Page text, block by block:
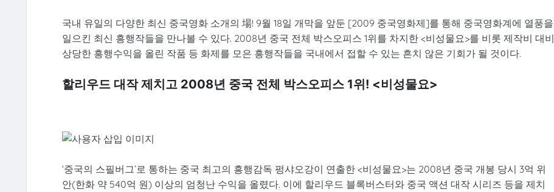
국내 유일의 다양한 최신 중국영화 소개의 場! 9월 18일 개막을 앞둔 [2009 중국영화제]를 통해 중국영화계에 열풍을
일으킨 최신 흥행작들을 만나볼 수 있다. 2008년 중국 전체 박스오피스 1위를 차지한 <비성물요>를 비롯 제작비 대비
상당한 흥행수익을 올린 작품 등 화제를 모은 흥행작들을 국내에서 접할 수 있는 흔치 않은 기회가 될 것이다.
할리우드 대작 제치고 2008년 중국 전체 박스오피스 1위! <비성물요>
‘중국의 스필버그’로 통하는 중국 최고의 흥행감독 펑샤오강이 연출한 <비성물요>는 2008년 중국 개봉 당시 3억 위
안(한화 약 540억 원) 이상의 엄청난 수익을 올렸다. 이에 할리우드 블록버스터와 중국 액션 대작 시리즈 등을 제치